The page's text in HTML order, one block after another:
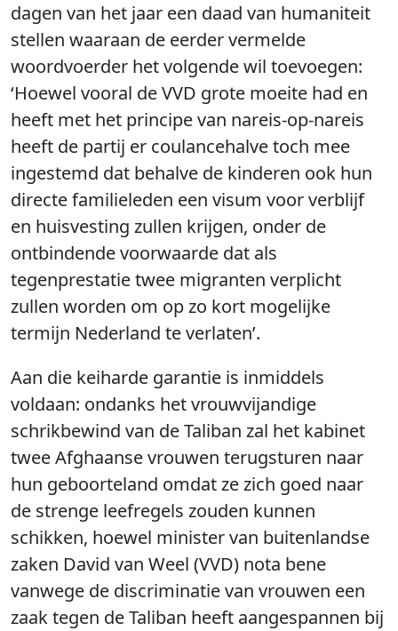
dagen van het jaar een daad van humaniteit
stellen waaraan de eerder vermelde
woordvoerder het volgende wil toevoegen:
‘Hoewel vooral de VVD grote moeite had en
heeft met het principe van nareis-op-nareis
heeft de partij er coulancehalve toch mee
ingestemd dat behalve de kinderen ook hun
directe familieleden een visum voor verblijf
en huisvesting zullen krijgen, onder de
ontbindende voorwaarde dat als
tegenprestatie twee migranten verplicht
zullen worden om op zo kort mogelijke
termijn Nederland te verlaten’.
Aan die keiharde garantie is inmiddels
voldaan: ondanks het vrouwvijandige
schrikbewind van de Taliban zal het kabinet
twee Afghaanse vrouwen terugsturen naar
hun geboorteland omdat ze zich goed naar
de strenge leefregels zouden kunnen
schikken, hoewel minister van buitenlandse
zaken David van Weel (VVD) nota bene
vanwege de discriminatie van vrouwen een
zaak tegen de Taliban heeft aangespannen bij